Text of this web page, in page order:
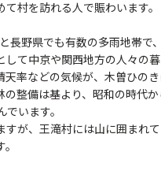
村を訪れる人で賑わいます。
長野県でも有数の多雨地帯で
て中京や関西地方の人々の
率などの気候が、木曽ひの
整備は基より、昭和の時代
います。
が、王滝村には山に囲まれて